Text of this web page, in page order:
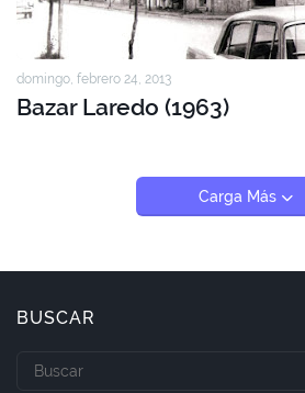
domingo, febrero 24, 2013
Bazar Laredo (1963)
Carga Más
BUSCAR